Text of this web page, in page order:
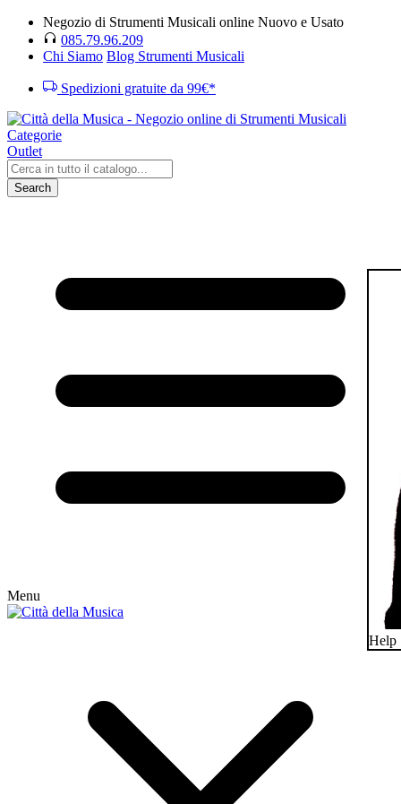
Negozio di Strumenti Musicali online Nuovo e Usato
085.79.96.209
Chi Siamo Blog Strumenti Musicali
Spedizioni gratuite da 99€*
Categorie
Outlet
Search
Menu
Help